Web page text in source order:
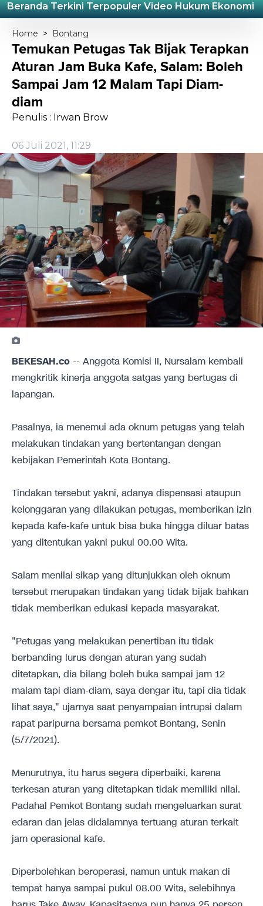
Beranda Terkini Terpopuler Video Hukum Ekonomi
Home > Bontang
Temukan Petugas Tak Bijak Terapkan
Aturan Jam Buka Kafe, Salam: Boleh
Sampai Jam 12 Malam Tapi Diam-
diam
Penulis : Irwan Brow
06 Juli 2021, 11:29
BEKESAH.co -- Anggota Komisi II, Nursalam kembali
mengkritik kinerja anggota satgas yang bertugas di
lapangan.
Pasalnya, ia menemui ada oknum petugas yang telah
melakukan tindakan yang bertentangan dengan
kebijakan Pemerintah Kota Bontang.
Tindakan tersebut yakni, adanya dispensasi ataupun
kelonggaran yang dilakukan petugas, memberikan izin
kepada kafe-kafe untuk bisa buka hingga diluar batas
yang ditentukan yakni pukul 00.00 Wita.
Salam menilai sikap yang ditunjukkan oleh oknum
tersebut merupakan tindakan yang tidak bijak bahkan
tidak memberikan edukasi kepada masyarakat.
"Petugas yang melakukan penertiban itu tidak
berbanding lurus dengan aturan yang sudah
ditetapkan, dia bilang boleh buka sampai jam 12
malam tapi diam-diam, saya dengar itu, tapi dia tidak
lihat saya," ujarnya saat penyampaian intrupsi dalam
rapat paripurna bersama pemkot Bontang, Senin
(5/7/2021).
Menurutnya, itu harus segera diperbaiki, karena
terkesan aturan yang ditetapkan tidak memiliki nilai.
Padahal Pemkot Bontang sudah mengeluarkan surat
edaran dan jelas didalamnya tertuang aturan terkait
jam operasional kafe.
Diperbolehkan beroperasi, namun untuk makan di
tempat hanya sampai pukul 08.00 Wita, selebihnya